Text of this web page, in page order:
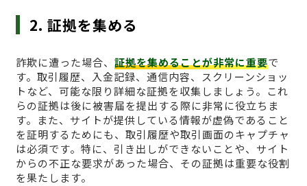
2. 証拠を集める
詐欺に遭った場合、 証拠を集めることが非常に重要で
す。取引履歴、入金記録、通信内容、スクリーンショッ
トなど、可能な限り詳細な証拠を収集しましょう。これ
らの証拠は後に被害届を提出する際に非常に役立ちま
す。また、サイトが提供している情報が虚偽であること
を証明するためにも、取引履歴や取引画面のキャプチャ
は必須です。特に、引き出しができないことや、サイト
からの不正な要求があった場合、その証拠は重要な役割
を果たします。